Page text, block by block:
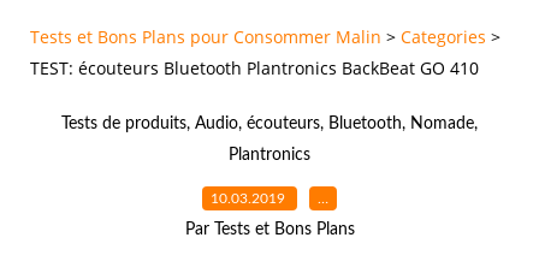
Tests et Bons Plans pour Consommer Malin > Categories >
TEST: écouteurs Bluetooth Plantronics BackBeat GO 410
Tests de produits, Audio, écouteurs, Bluetooth, Nomade,
Plantronics
10.03.2019 …
Par Tests et Bons Plans